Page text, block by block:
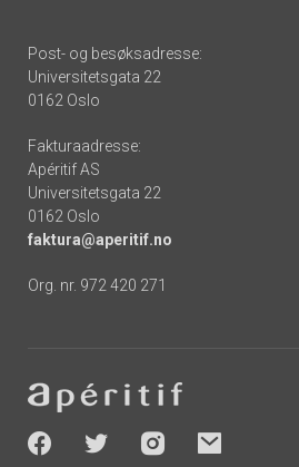
Post- og besøksadresse:
Universitetsgata 22
0162 Oslo
Fakturaadresse:
Apéritif AS
Universitetsgata 22
0162 Oslo
faktura@aperitif.no
Org. nr. 972 420 271
-